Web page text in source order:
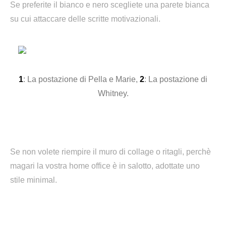
Se preferite il bianco e nero scegliete una parete bianca
su cui attaccare delle scritte motivazionali.
1: La postazione di Pella e Marie, 2: La postazione di
Whitney.
Se non volete riempire il muro di collage o ritagli, perchè
magari la vostra home office è in salotto, adottate uno
stile minimal.